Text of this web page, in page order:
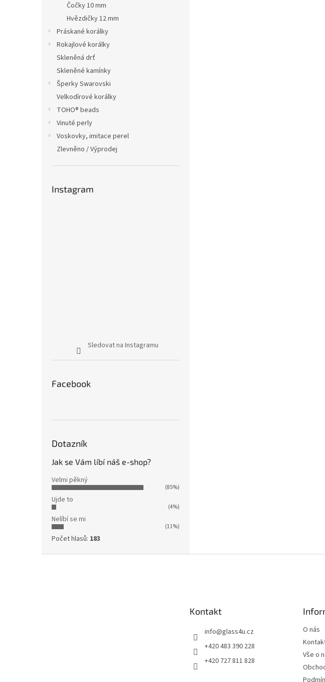
Čočky 10 mm
Hvězdičky 12 mm
Práskané korálky
Rokajlové korálky
Skleněná drť
Skleněné kamínky
Šperky Swarovski
Velkodírové korálky
TOHO® beads
Vinuté perly
Voskovky, imitace perel
Zlevněno / Výprodej
Instagram
Sledovat na Instagramu
Facebook
Dotazník
Jak se Vám líbí náš e-shop?
Velmi pěkný
(85%)
Ujde to
(4%)
Nelíbí se mi
(11%)
Počet hlasů: 183
Kontakt
info@glass4u.cz
+420 483 390 228
+420 727 811 828
O nás
Vše o